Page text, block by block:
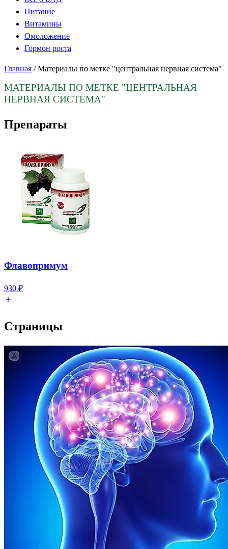
Питание
Витамины
Омоложение
Гормон роста
Главная / Материалы по метке "центральная нервная система"
МАТЕРИАЛЫ ПО МЕТКЕ "ЦЕНТРАЛЬНАЯ
НЕРВНАЯ СИСТЕМА"
Препараты
Флавопримум
930 ₽
Страницы